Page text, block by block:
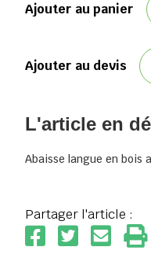
Ajouter au panier
Ajouter au devis
L'article en
Abaisse langue en bois
Partager l'article :